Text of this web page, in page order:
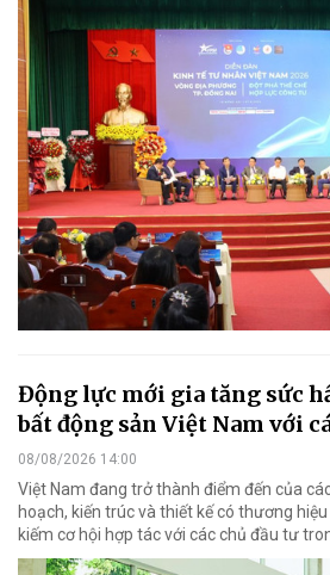
Động lực mới gia tăng sức
bất động sản Việt Nam với
08/08/2026 14:00
Việt Nam đang trở thành điểm đến của
hoạch, kiến trúc và thiết kế có thương
kiếm cơ hội hợp tác với các chủ đầu tư